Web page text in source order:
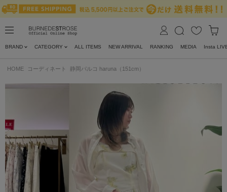
BRAND CATEGORY ALL ITEMS NEW ARRIVAL RANKING MEDIA Insta
HOME コーディネート 静岡パルコ haruna（151cm）